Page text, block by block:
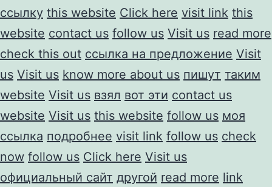
ссылку this website Click here visit link this
website contact us follow us Visit us read more
check this out ссылка на предложение Visit
us Visit us know more about us пишут таким
website Visit us взял вот эти contact us
website Visit us this website follow us моя
ссылка подробнее visit link follow us check
now follow us Click here Visit us
официальный сайт другой read more link